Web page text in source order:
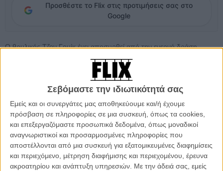
Σεβόμαστε την ιδιωτικότητά σας
Εμείς και οι συνεργάτες μας αποθηκεύουμε και/ή έχουμε
πρόσβαση σε πληροφορίες σε μια συσκευή, όπως τα cookies,
και επεξεργαζόμαστε προσωπικά δεδομένα, όπως μοναδικοί
αναγνωριστικοί και προσαρμοσμένες πληροφορίες που
αποστέλλονται από μια συσκευή για εξατομικευμένες διαφημίσεις
και περιεχόμενο, μέτρηση διαφήμισης και περιεχομένου, έρευνα
ακροατηρίου και ανάπτυξη υπηρεσιών. Με την άδειά σας, εμείς
Προσθέστε το Flix στις προτιμήσεις σας στο
Google
Ο θρυλικός Τζον Γουίκ έχει αποσυρθεί από την ενεργό δράση,
τεράστιο ποσό προκειμένου ο Τζον Γουίκ να πεθάνει. Το
«συμβόλαιο θανάτου» είναι διεθνές και πληρωμένοι εκτελεστές από
όλο τον κόσμο τον αναζητούν. Ο Τζον Γουίκ όμως δεν είναι ένας
Οταν βγήκε το πρώτο «John Wick»
στις αίθουσες, είχαμε γράψει
στο Flix: «χωρίς ίχνος ενοχής, αλλά με μια ελευθερία που αγγίζει τη
θρασύτατη αυθαιρεσία και με μοναδικό τους μέλημα να
προσφέρουν ισχυρές δόσεις ανελέητου fun και ωμής βίας, οι
δημιουργοί του χτίζουν ένα σύμπαν που θα μπορούσε να είχε βγει